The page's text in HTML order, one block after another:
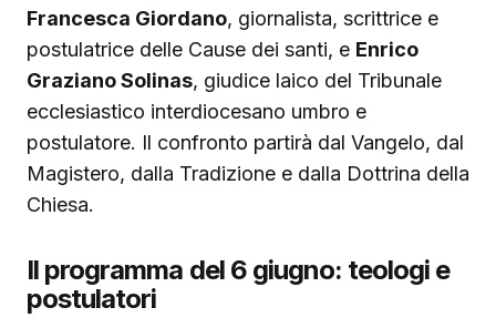
Francesca Giordano, giornalista, scrittrice e
postulatrice delle Cause dei santi, e Enrico
Graziano Solinas, giudice laico del Tribunale
ecclesiastico interdiocesano umbro e
postulatore. Il confronto partirà dal Vangelo, dal
Magistero, dalla Tradizione e dalla Dottrina della
Chiesa.
Il programma del 6 giugno: teologi e
postulatori